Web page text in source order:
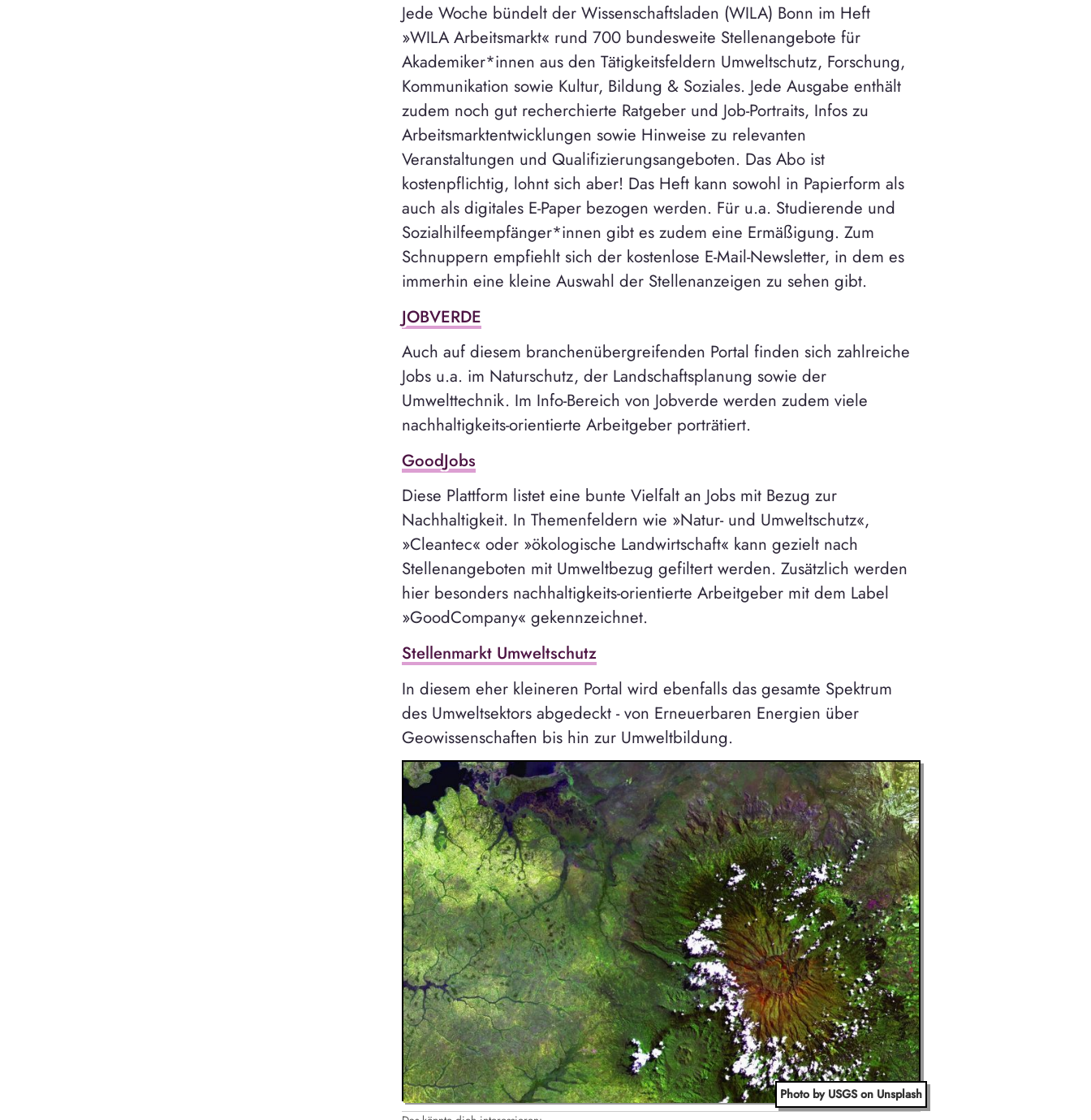
Jede Woche bündelt der Wissenschaftsladen (WILA) Bonn im Heft
»WILA Arbeitsmarkt« rund 700 bundesweite Stellenangebote für
Akademiker*innen aus den Tätigkeitsfeldern Umweltschutz, Forschung,
Kommunikation sowie Kultur, Bildung & Soziales. Jede Ausgabe enthält
zudem noch gut recherchierte Ratgeber und Job-Portraits, Infos zu
Arbeitsmarktentwicklungen sowie Hinweise zu relevanten
Veranstaltungen und Qualifizierungsangeboten. Das Abo ist
kostenpflichtig, lohnt sich aber! Das Heft kann sowohl in Papierform als
auch als digitales E-Paper bezogen werden. Für u.a. Studierende und
Sozialhilfeempfänger*innen gibt es zudem eine Ermäßigung. Zum
Schnuppern empfiehlt sich der kostenlose E-Mail-Newsletter, in dem es
immerhin eine kleine Auswahl der Stellenanzeigen zu sehen gibt.
JOBVERDE
Auch auf diesem branchenübergreifenden Portal finden sich zahlreiche
Jobs u.a. im Naturschutz, der Landschaftsplanung sowie der
Umwelttechnik. Im Info-Bereich von Jobverde werden zudem viele
nachhaltigkeits-orientierte Arbeitgeber porträtiert.
GoodJobs
Diese Plattform listet eine bunte Vielfalt an Jobs mit Bezug zur
Nachhaltigkeit. In Themenfeldern wie »Natur- und Umweltschutz«,
»Cleantec« oder »ökologische Landwirtschaft« kann gezielt nach
Stellenangeboten mit Umweltbezug gefiltert werden. Zusätzlich werden
hier besonders nachhaltigkeits-orientierte Arbeitgeber mit dem Label
»GoodCompany« gekennzeichnet.
Stellenmarkt Umweltschutz
In diesem eher kleineren Portal wird ebenfalls das gesamte Spektrum
des Umweltsektors abgedeckt - von Erneuerbaren Energien über
Geowissenschaften bis hin zur Umweltbildung.
Photo by USGS on Unsplash